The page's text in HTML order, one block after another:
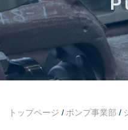
トップページ / ポンプ事業部 /